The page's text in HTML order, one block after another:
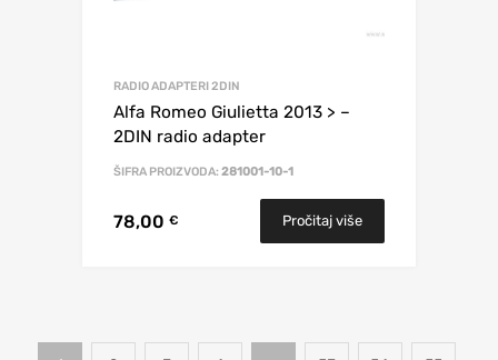
RADIO ADAPTERI 2DIN
Alfa Romeo Giulietta 2013 > –
2DIN radio adapter
ŠIFRA PROIZVODA: 281001-10-1
78,00 € Pročitaj više